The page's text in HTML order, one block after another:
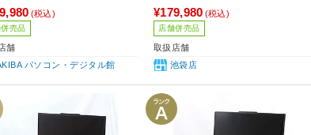
SSD1TB／GeForce RT
／15.1インチワ
Windows11 Home］
(税込)
売品
舗
パソコン・デジタル館
orce RTX 4060(8GB)／15.6
インチワイド／Windows11 H
ome(中国語版)］
¥179,980 (税込)
店舗併売品
取扱店舗
池袋店